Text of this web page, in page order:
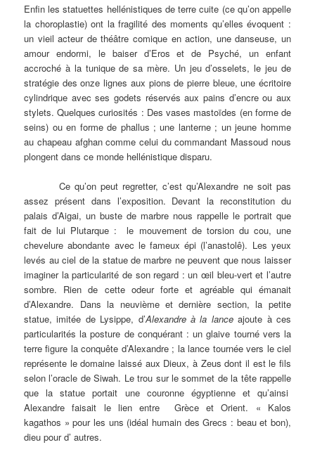
Enfin les statuettes hellénistiques de terre cuite (ce qu’on appelle
la choroplastie) ont la fragilité des moments qu’elles évoquent :
un vieil acteur de théâtre comique en action, une danseuse, un
amour endormi, le baiser d’Eros et de Psyché, un enfant
accroché à la tunique de sa mère. Un jeu d’osselets, le jeu de
stratégie des onze lignes aux pions de pierre bleue, une écritoire
cylindrique avec ses godets réservés aux pains d’encre ou aux
stylets. Quelques curiosités : Des vases mastoïdes (en forme de
seins) ou en forme de phallus ; une lanterne ; un jeune homme
au chapeau afghan comme celui du commandant Massoud nous
plongent dans ce monde hellénistique disparu.
Ce qu’on peut regretter, c’est qu’Alexandre ne soit pas
assez présent dans l’exposition. Devant la reconstitution du
palais d’Aigai, un buste de marbre nous rappelle le portrait que
fait de lui Plutarque : le mouvement de torsion du cou, une
chevelure abondante avec le fameux épi (l’anastolê). Les yeux
levés au ciel de la statue de marbre ne peuvent que nous laisser
imaginer la particularité de son regard : un œil bleu-vert et l’autre
sombre. Rien de cette odeur forte et agréable qui émanait
d’Alexandre. Dans la neuvième et dernière section, la petite
statue, imitée de Lysippe, d’Alexandre à la lanceajoute à ces
particularités la posture de conquérant : un glaive tourné vers la
terre figure la conquête d’Alexandre ; la lance tournée vers le ciel
représente le domaine laissé aux Dieux, à Zeus dont il est le fils
selon l’oracle de Siwah. Le trou sur le sommet de la tête rappelle
que la statue portait une couronne égyptienne et qu’ainsi
Alexandre faisait le lien entre Grèce et Orient. « Kalos
kagathos » pour les uns (idéal humain des Grecs : beau et bon),
dieu pour d’ autres.